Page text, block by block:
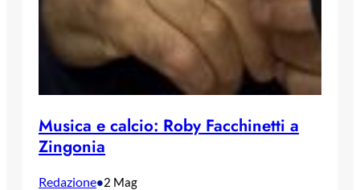
Musica e calcio: Roby Facchinetti a
Zingonia
Redazione•2 Mag